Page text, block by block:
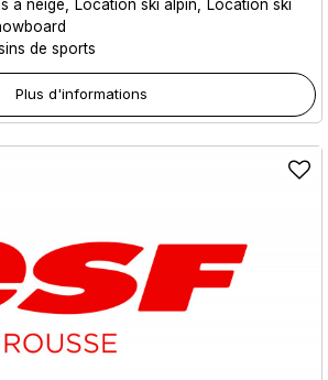
à neige
Location ski alpin
Location ski
de sports
Plus d'informations